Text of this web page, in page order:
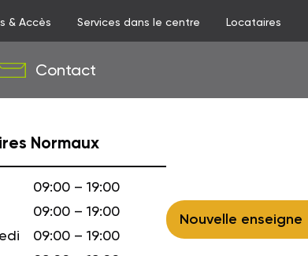
& Accès Services dans le centre Locataires
Contact
Nouvelle enseigne
Normaux
09:00 – 19:00
09:00 – 19:00
09:00 – 19:00